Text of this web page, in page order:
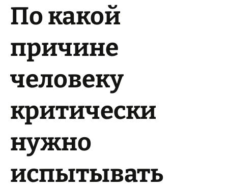
По какой
причине
человеку
критически
нужно
испытывать